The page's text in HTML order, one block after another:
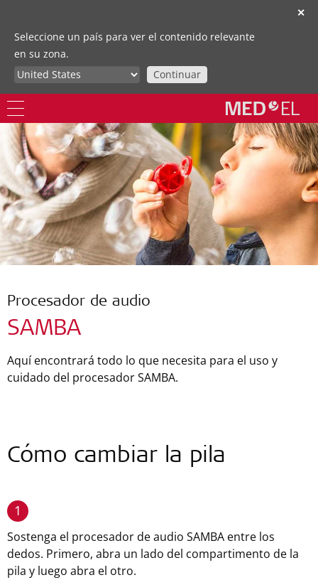
✕
Seleccione un país para ver el contenido relevante
en su zona.
Continuar
Procesador de audio
SAMBA
Aquí encontrará todo lo que necesita para el uso y
cuidado del procesador SAMBA.
Cómo cambiar la pila
1
Sostenga el procesador de audio SAMBA entre los
dedos. Primero, abra un lado del compartimento de la
pila y luego abra el otro.